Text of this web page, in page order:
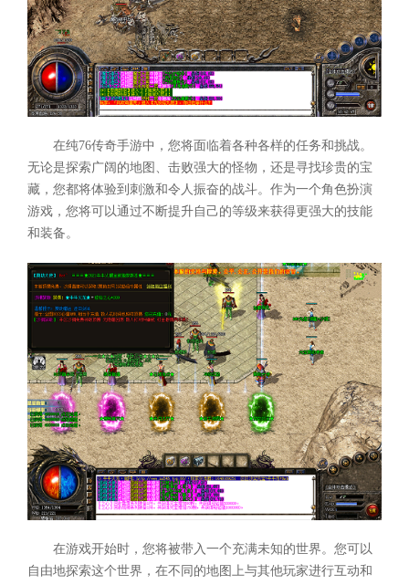
在纯76传奇手游中，您将面临着各种各样的任务和挑战。
无论是探索广阔的地图、击败强大的怪物，还是寻找珍贵的宝
藏，您都将体验到刺激和令人振奋的战斗。作为一个角色扮演
游戏，您将可以通过不断提升自己的等级来获得更强大的技能
和装备。
在游戏开始时，您将被带入一个充满未知的世界。您可以
自由地探索这个世界，在不同的地图上与其他玩家进行互动和